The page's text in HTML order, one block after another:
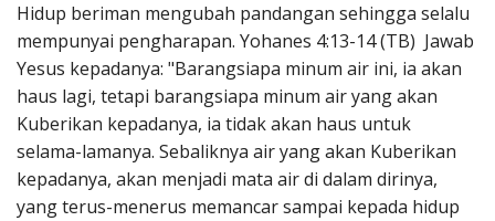
Hidup beriman mengubah pandangan sehingga selalu
mempunyai pengharapan. Yohanes 4:13-14 (TB) Jawab
Yesus kepadanya: "Barangsiapa minum air ini, ia akan
haus lagi, tetapi barangsiapa minum air yang akan
Kuberikan kepadanya, ia tidak akan haus untuk
selama-lamanya. Sebaliknya air yang akan Kuberikan
kepadanya, akan menjadi mata air di dalam dirinya,
yang terus-menerus memancar sampai kepada hidup